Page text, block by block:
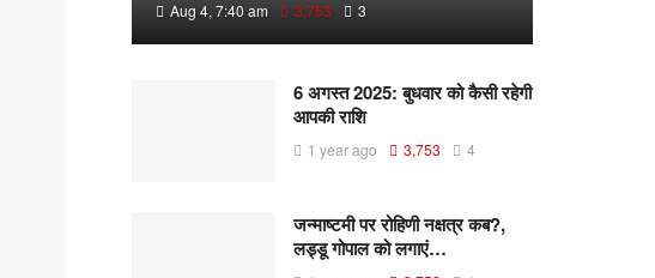
Aug 4, 7:40 am 3,753 3
6 अगस्त 2025: बुधवार को कैसी रहेगी
आपकी राशि
1 year ago 3,753 4
जन्माष्टमी पर रोहिणी नक्षत्र कब?,
लड्डू गोपाल को लगाएं…